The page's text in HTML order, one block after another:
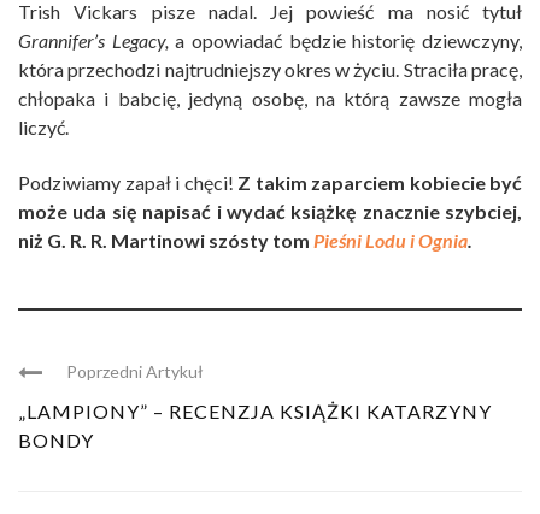
Trish Vickars pisze nadal. Jej powieść ma nosić tytuł
Grannifer’s Legacy,a opowiadać będzie historię dziewczyny,
która przechodzi najtrudniejszy okres w życiu. Straciła pracę,
chłopaka i babcię, jedyną osobę, na którą zawsze mogła
liczyć.
Podziwiamy zapał i chęci! Z takim zaparciem kobiecie być
może uda się napisać i wydać książkę znacznie szybciej,
niż G. R. R. Martinowi szósty tom Pieśni Lodu i Ognia.
Poprzedni Artykuł
„LAMPIONY” – RECENZJA KSIĄŻKI KATARZYNY
BONDY